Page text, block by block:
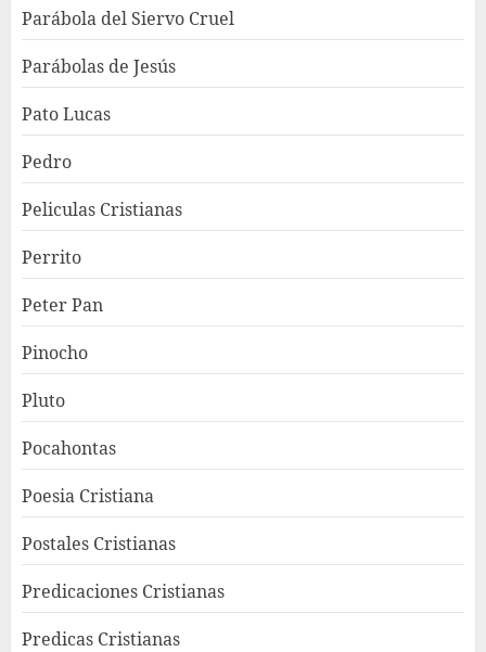
Parábola del Siervo Cruel
Parábolas de Jesús
Pato Lucas
Pedro
Peliculas Cristianas
Perrito
Peter Pan
Pinocho
Pluto
Pocahontas
Poesia Cristiana
Postales Cristianas
Predicaciones Cristianas
Predicas Cristianas